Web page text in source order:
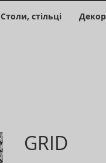
Столи, стільці Декор
GRID